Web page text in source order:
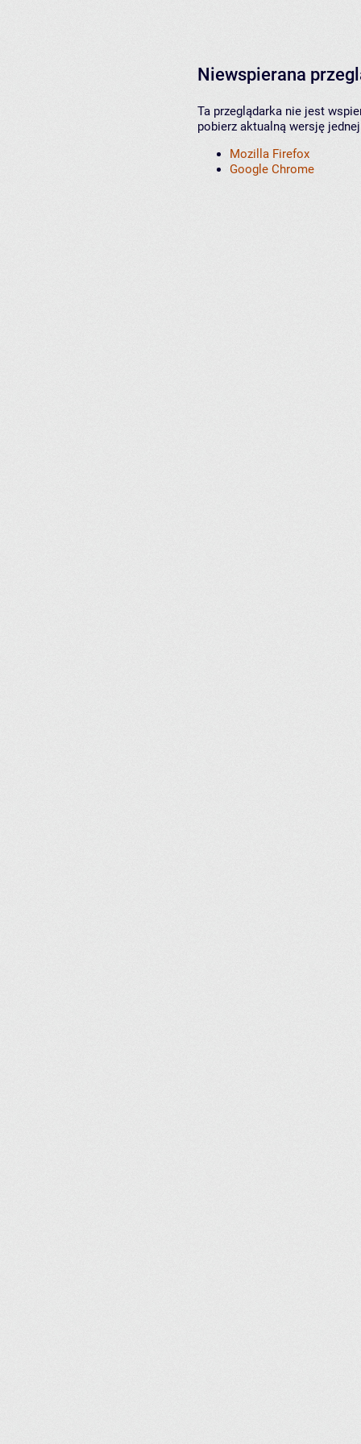
Niewspierana
Ta przeglądarka nie jest
pobierz aktualną wersję
Mozilla Firefox
Google Chrome